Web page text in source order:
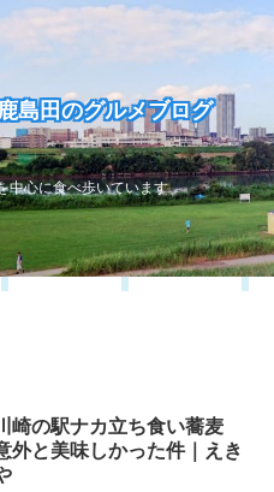
島田のグルメブログ
中心に食べ歩いています
崎の駅ナカ立ち食い蕎麦
外と美味しかった件｜えき